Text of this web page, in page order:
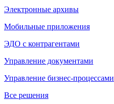
Электронные архивы
Мобильные приложения
ЭДО с контрагентами
Управление документами
Управление бизнес-процессами
Все решения